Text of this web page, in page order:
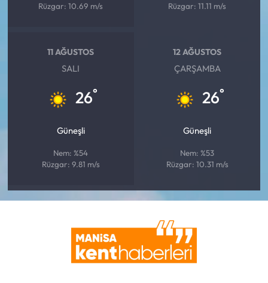
Rüzgar: 10.69 m/s
Rüzgar: 11.11 m/s
11 AĞUSTOS
SALI
26°
Güneşli
Nem: %54
Rüzgar: 9.81 m/s
12 AĞUSTOS
ÇARŞAMBA
26°
Güneşli
Nem: %53
Rüzgar: 10.31 m/s